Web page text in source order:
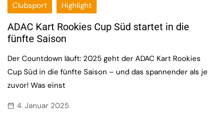
Clubsport Highlight
ADAC Kart Rookies Cup Süd startet in die
fünfte Saison
Der Countdown läuft: 2025 geht der ADAC Kart Rookies
Cup Süd in die fünfte Saison – und das spannender als je
zuvor! Was einst
4. Januar 2025